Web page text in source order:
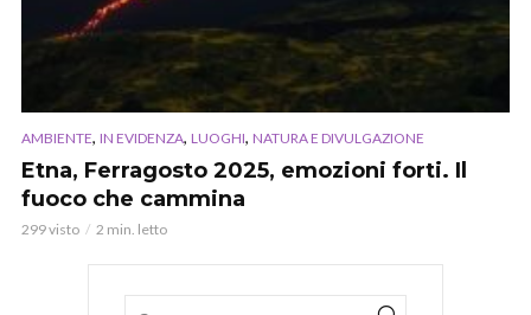
AMBIENTE, IN EVIDENZA, LUOGHI, NATURA E DIVULGAZIONE
Etna, Ferragosto 2025, emozioni forti. Il
fuoco che cammina
299 visto 2 min. letto